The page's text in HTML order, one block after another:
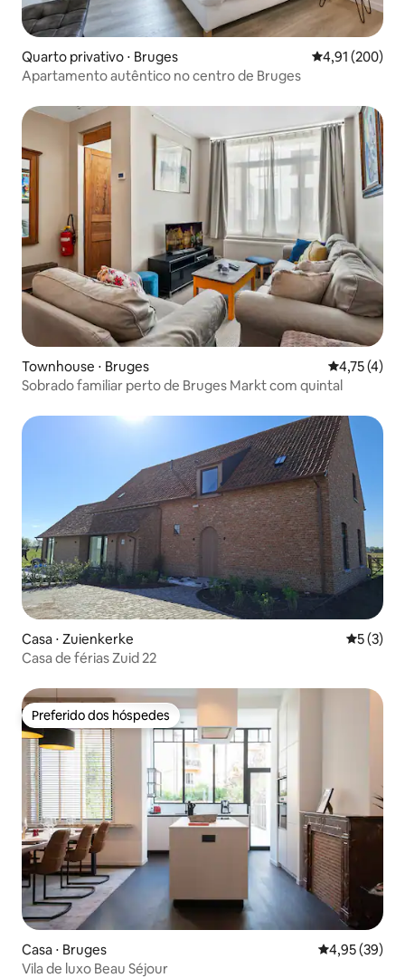
Quarto privativo ⋅ Bruges 4,91 de uma
4,91 (200)
Apartamento autêntico no centro de Bruges
Townhouse ⋅ Bruges 4,75 de
4,75 (4)
Sobrado familiar perto de Bruges Markt com quintal
Casa ⋅ Zuienkerke 5 de
5 (3)
Casa de férias Zuid 22
Preferido dos hóspedes
Preferido dos hóspedes
Casa ⋅ Bruges 4,95 de uma
4,95 (39)
Vila de luxo Beau Séjour